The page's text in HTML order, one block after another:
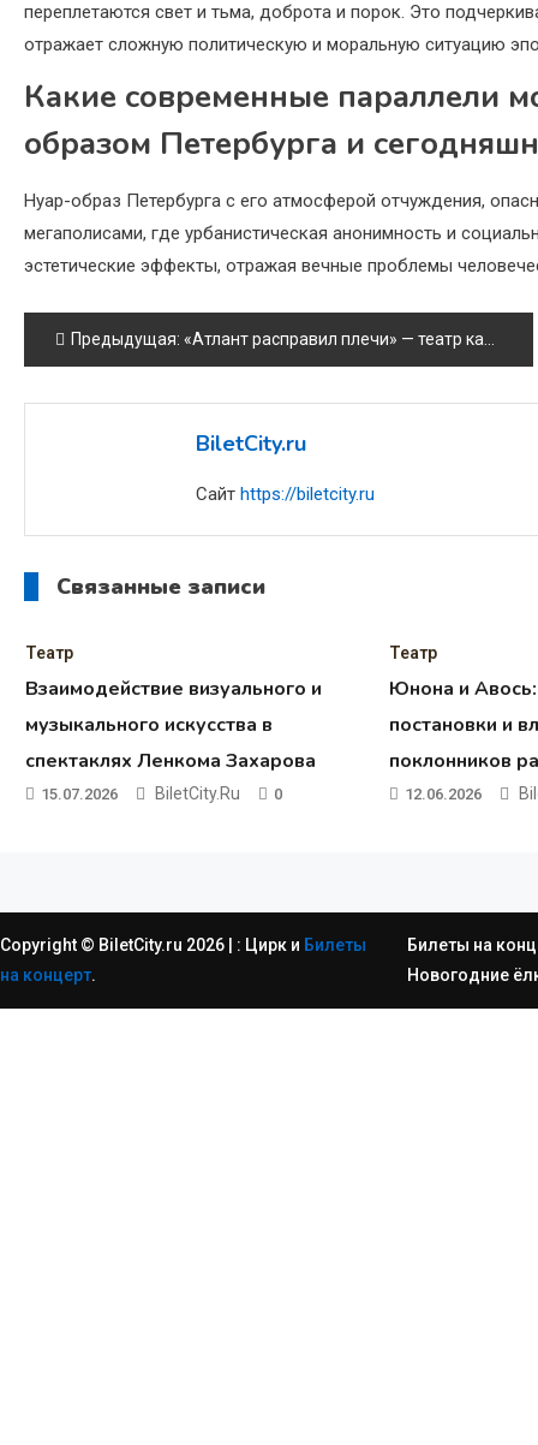
переплетаются свет и тьма, доброта и порок. Это
отражает сложную политическую и моральную ситуацию
Какие современные параллели
образом Петербурга и
Нуар-образ Петербурга с его атмосферой отчуждения,
мегаполисами, где урбанистическая анонимность и
эстетические эффекты, отражая вечные проблемы
Навигация
по
Предыдущая: «Атлант расправил плечи» — театр капитализма в современной драме
BiletCity.ru
Сайт https://biletcity.ru
Связанные записи
Театр
Взаимодействие визуального и
музыкального искусства в
спектаклях Ленкома Захарова
15.07.2026 BiletCity.ru 0
Театр
Юнона и
постановки и
поклонников
12.06.2026
Copyright © BiletCity.ru 2026 : Цирк и Билеты
на концерт.
Билеты на
Новогодние